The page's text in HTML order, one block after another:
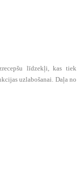
līdzekļi, kas tiek
uzlabošanai. Daļa no